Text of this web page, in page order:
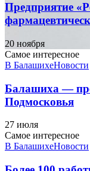
Предприятие
20 ноября
Самое интересное
В БалашихеНовости
Балашиха —
Подмосковья
27 июля
Самое интересное
В БалашихеНовости